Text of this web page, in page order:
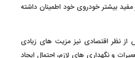
مفید بیشتر خودروی خود اطمینان داشته
نظر اقتصادی نیز مزیت‌ های زیادی
و نگهداری‌ های لازم، احتمال ایجاد